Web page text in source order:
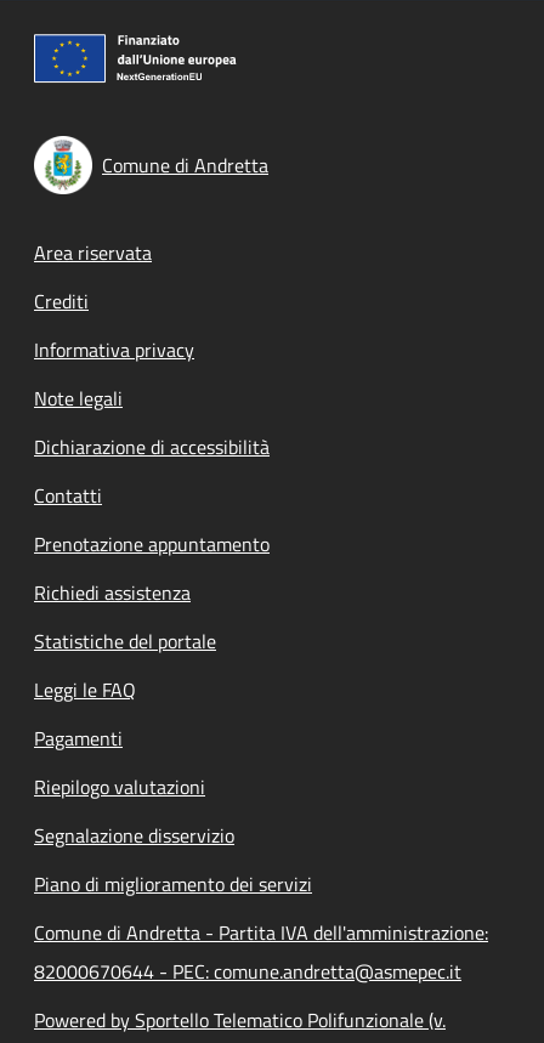
Comune di Andretta
Footer menu
Area riservata
Crediti
Informativa privacy
Note legali
Dichiarazione di accessibilità
Contatti
Prenotazione appuntamento
Richiedi assistenza
Statistiche del portale
Leggi le FAQ
Pagamenti
Riepilogo valutazioni
Segnalazione disservizio
Piano di miglioramento dei servizi
Comune di Andretta - Partita IVA dell'amministrazione:
82000670644 - PEC: comune.andretta@asmepec.it
Powered by Sportello Telematico Polifunzionale (v.